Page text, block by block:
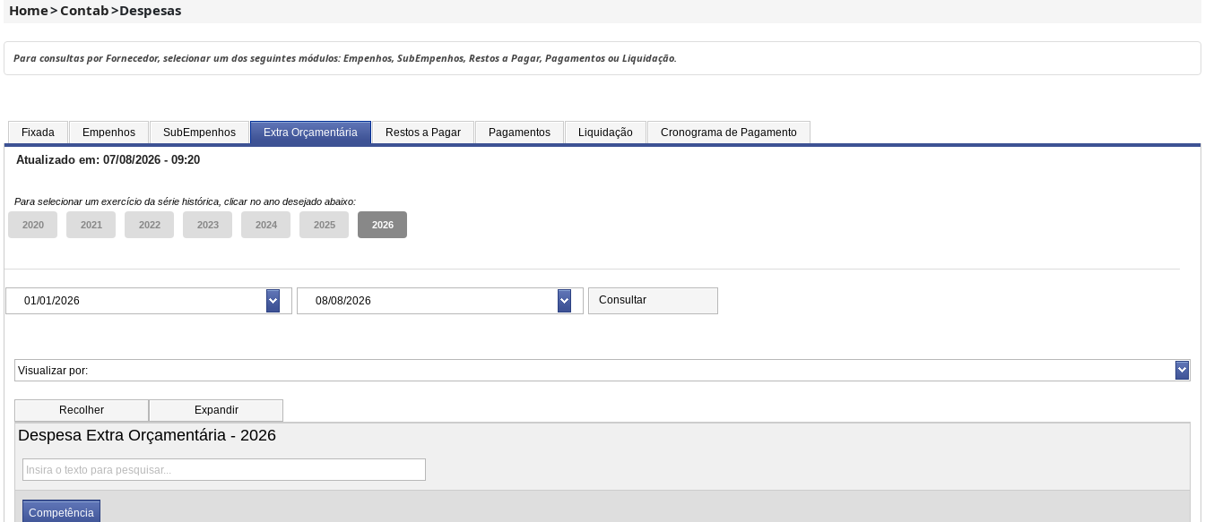
Home> Contab>Despesas
Para consultas por Fornecedor, selecionar um dos seguintes módulos: Empenhos, SubEmpenhos, Restos a Pagar, Pagamentos ou Liquidação.
Fixada Empenhos SubEmpenhos Extra Orçamentária Restos a Pagar Pagamentos Liquidação Cronograma de Pagamento
Atualizado em: 07/08/2026 - 09:20
Para selecionar um exercício da série histórica, clicar no ano desejado abaixo:
Consultar
Recolher Expandir
Despesa Extra Orçamentária - 2026
Competência